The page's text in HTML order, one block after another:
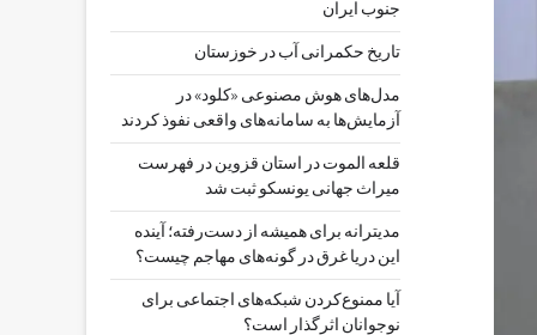
جنوب ایران
تاریخ حکمرانی آب در خوزستان
مدل‌های هوش مصنوعی «کلود» در
آزمایش‌ها به سامانه‌های واقعی نفوذ کردند
قلعه الموت در استان قزوین در فهرست
میراث جهانی یونسکو ثبت شد
مدیترانه برای همیشه از دست‌رفته؛ آینده
این دریا غرق در گونه‌های مهاجم چیست؟
آیا ممنوع‌کردن شبکه‌های اجتماعی برای
نوجوانان اثرگذار است؟